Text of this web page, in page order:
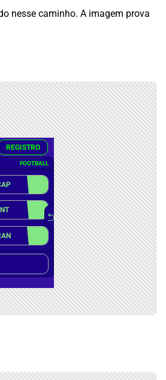
nesse caminho. A imagem prova